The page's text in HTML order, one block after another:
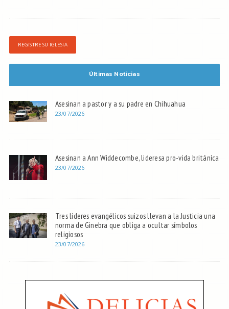
REGISTRE SU IGLESIA
Últimas Noticias
Asesinan a pastor y a su padre en Chihuahua
23/07/2026
Asesinan a Ann Widdecombe, lideresa pro-vida británica
23/07/2026
Tres líderes evangélicos suizos llevan a la Justicia una
norma de Ginebra que obliga a ocultar símbolos
religiosos
23/07/2026